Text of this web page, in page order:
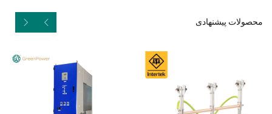
محصولات پیشنهادی